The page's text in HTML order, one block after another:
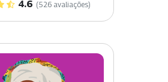
4.6 (526 avaliações)